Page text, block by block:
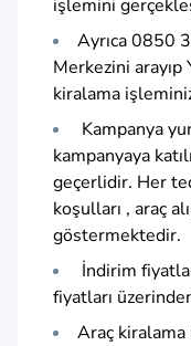
işlemini
Ayrıca 0850
Merkezini
kiralama
Kampanya
kampanyaya
geçerlidir. Her
koşulları , araç
göstermektedir.
İndirim
fiyatları
Araç kiralama